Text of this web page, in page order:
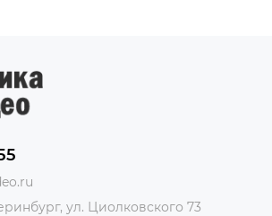
ул. Циолковского 73